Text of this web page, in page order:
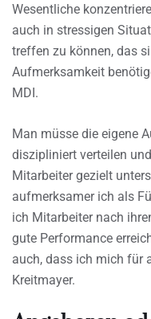
Wesentliche
auch in stressigen
treffen zu können, das
Aufmerksamkeit
MDI.
Man müsse die eigene
diszipliniert verteilen
Mitarbeiter gezielt
aufmerksamer ich als
ich Mitarbeiter nach
gute Performance
auch, dass ich mich für
Kreitmayer.